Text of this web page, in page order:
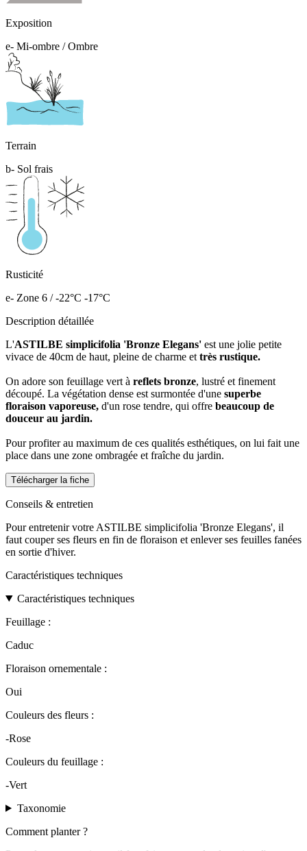
Exposition
e- Mi-ombre / Ombre
Terrain
b- Sol frais
Rusticité
e- Zone 6 / -22°C -17°C
Description détaillée
L'ASTILBE simplicifolia 'Bronze Elegans' est une jolie petite
vivace de 40cm de haut, pleine de charme et très rustique.
On adore son feuillage vert à reflets bronze, lustré et finement
découpé. La végétation dense est surmontée d'une superbe
floraison vaporeuse, d'un rose tendre, qui offre beaucoup de
douceur au jardin.
Pour profiter au maximum de ces qualités esthétiques, on lui fait une
place dans une zone ombragée et fraîche du jardin.
Télécharger la fiche
Conseils & entretien
Pour entretenir votre ASTILBE simplicifolia 'Bronze Elegans', il
faut couper ses fleurs en fin de floraison et enlever ses feuilles fanées
en sortie d'hiver.
Caractéristiques techniques
Caractéristiques techniques
Feuillage :
Caduc
Floraison ornementale :
Oui
Couleurs des fleurs :
-Rose
Couleurs du feuillage :
-Vert
Taxonomie
Comment planter ?